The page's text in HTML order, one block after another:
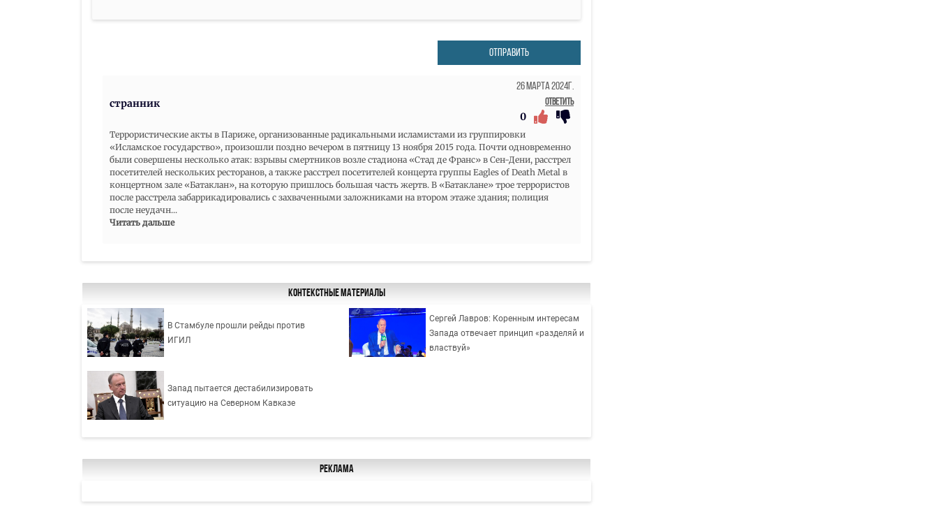
ОТПРАВИТЬ
странник
26 Марта 2024г.
Ответить
0
Террористические акты в Париже, организованные радикальными исламистами из группировки
«Исламское государство», произошли поздно вечером в пятницу 13 ноября 2015 года. Почти одновременно
были совершены несколько атак: взрывы смертников возле стадиона «Стад де Франс» в Сен-Дени, расстрел
посетителей нескольких ресторанов, а также расстрел посетителей концерта группы Eagles of Death Metal в
концертном зале «Батаклан», на которую пришлось большая часть жертв. В «Батаклане» трое террористов
после расстрела забаррикадировались с захваченными заложниками на втором этаже здания; полиция
после неудачн...
Читать дальше
Контекстные материалы
В Стамбуле прошли рейды против
ИГИЛ
Сергей Лавров: Коренным интересам
Запада отвечает принцип «разделяй и
властвуй»
Запад пытается дестабилизировать
ситуацию на Северном Кавказе
Реклама